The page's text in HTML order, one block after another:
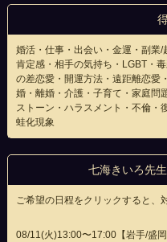
婚活・仕事・出会い・金運・副業
肯定感・相手の気持ち・LGBT・
の差恋愛・開運方法・遠距離恋愛
婚・離婚・介護・子育て・家庭問
ストーン・ハラスメント・不倫・
蛙化現象
七海きいろ先
ご希望の日程をクリックすると、
08/11(火)13:00〜17:00【岩手/盛岡